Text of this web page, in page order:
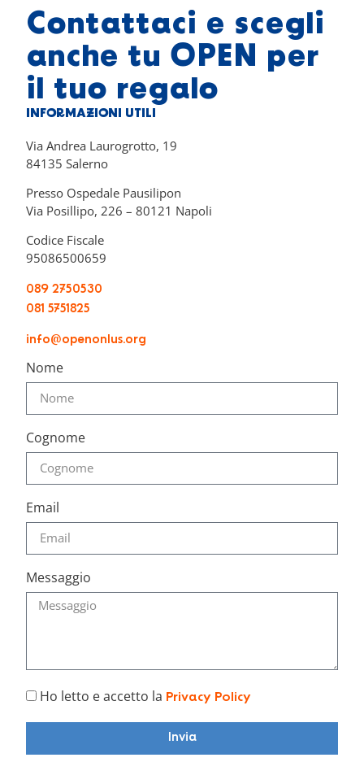
Contattaci e scegli
anche tu OPEN per
il tuo regalo
INFORMAZIONI UTILI
Via Andrea Laurogrotto, 19
84135 Salerno
Presso Ospedale Pausilipon
Via Posillipo, 226 – 80121 Napoli
Codice Fiscale
95086500659
089 2750530
081 5751825
info@openonlus.org
Nome
Cognome
Email
Messaggio
Ho letto e accetto la Privacy Policy
Invia